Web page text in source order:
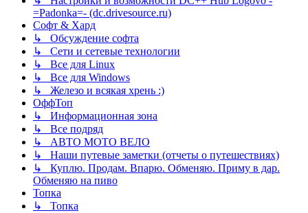
=Padonka=- (dc.drivesource.ru)
Софт & Хард
↳ Обсуждение софта
↳ Сети и сетевые технологии
↳ Все для Linux
↳ Все для Windows
↳ Железо и всякая хрень :)
ОффТоп
↳ Информационная зона
↳ Все подряд
↳ АВТО МОТО ВЕЛО
↳ Наши путевые заметки (отчеты о путешествиях)
↳ Куплю. Продам. Впарю. Обменяю. Приму в дар.
Обменяю на пиво
Топка
↳ Топка